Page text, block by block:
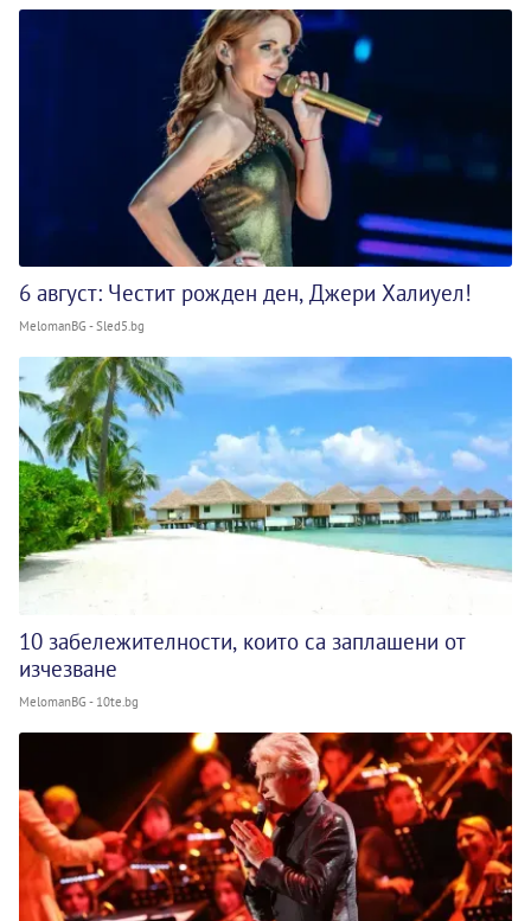
6 август: Честит рожден ден, Джери Халиуел!
MelomanBG - Sled5.bg
10 забележителности, които са заплашени от
изчезване
MelomanBG - 10te.bg